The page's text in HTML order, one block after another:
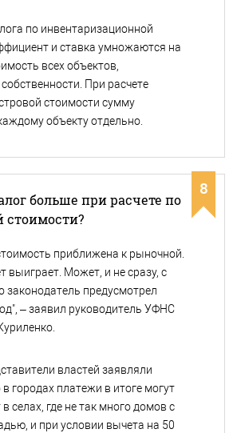
по инвентаризационной
и ставка умножаются на
всех объектов,
При расчете
стоимости сумму
объекту отдельно.
8
больше при расчете по
стоимости?
приближена к рыночной.
выиграет. Может, и не сразу, с
законодатель предусмотрел
– заявил руководитель УФНС
властей заявляли
городах платежи в итоге могут
селах, где не так много домов с
и при условии вычета на 50